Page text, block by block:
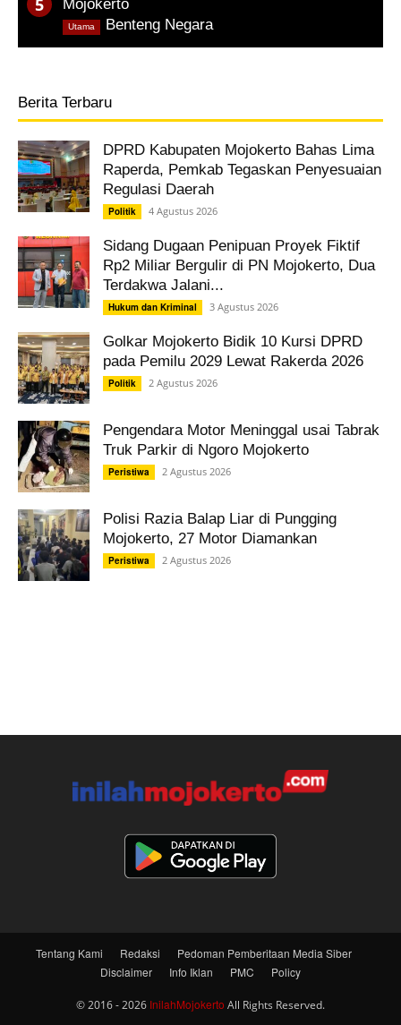
Mojokerto
Benteng Negara
Utama
Berita Terbaru
DPRD Kabupaten Mojokerto Bahas Lima
Raperda, Pemkab Tegaskan Penyesuaian
Regulasi Daerah
Politik 4 Agustus 2026
Sidang Dugaan Penipuan Proyek Fiktif
Rp2 Miliar Bergulir di PN Mojokerto, Dua
Terdakwa Jalani...
Hukum dan Kriminal 3 Agustus 2026
Golkar Mojokerto Bidik 10 Kursi DPRD
pada Pemilu 2029 Lewat Rakerda 2026
Politik 2 Agustus 2026
Pengendara Motor Meninggal usai Tabrak
Truk Parkir di Ngoro Mojokerto
Peristiwa 2 Agustus 2026
Polisi Razia Balap Liar di Pungging
Mojokerto, 27 Motor Diamankan
Peristiwa 2 Agustus 2026
Tentang Kami Redaksi
Pedoman Pemberitaan Media Siber
Disclaimer
Info Iklan PMC Policy
© 2016 - 2026 InilahMojokerto All Rights Reserved.